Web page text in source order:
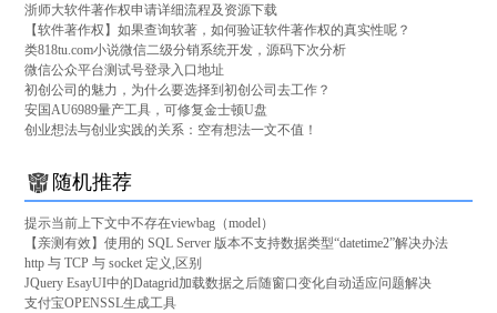
浙师大软件著作权申请详细流程及资源下载
【软件著作权】如果查询软著，如何验证软件著作权的真实性呢？
类818tu.com小说微信二级分销系统开发，源码下次分析
微信公众平台测试号登录入口地址
初创公司的魅力，为什么要选择到初创公司去工作？
安国AU6989量产工具，可修复金士顿U盘
创业想法与创业实践的关系：空有想法一文不值！
随机推荐
提示当前上下文中不存在viewbag（model）
【亲测有效】使用的 SQL Server 版本不支持数据类型“datetime2”解决办法
http 与 TCP 与 socket 定义,区别
JQuery EsayUI中的Datagrid加载数据之后随窗口变化自动适应问题解决
支付宝OPENSSL生成工具